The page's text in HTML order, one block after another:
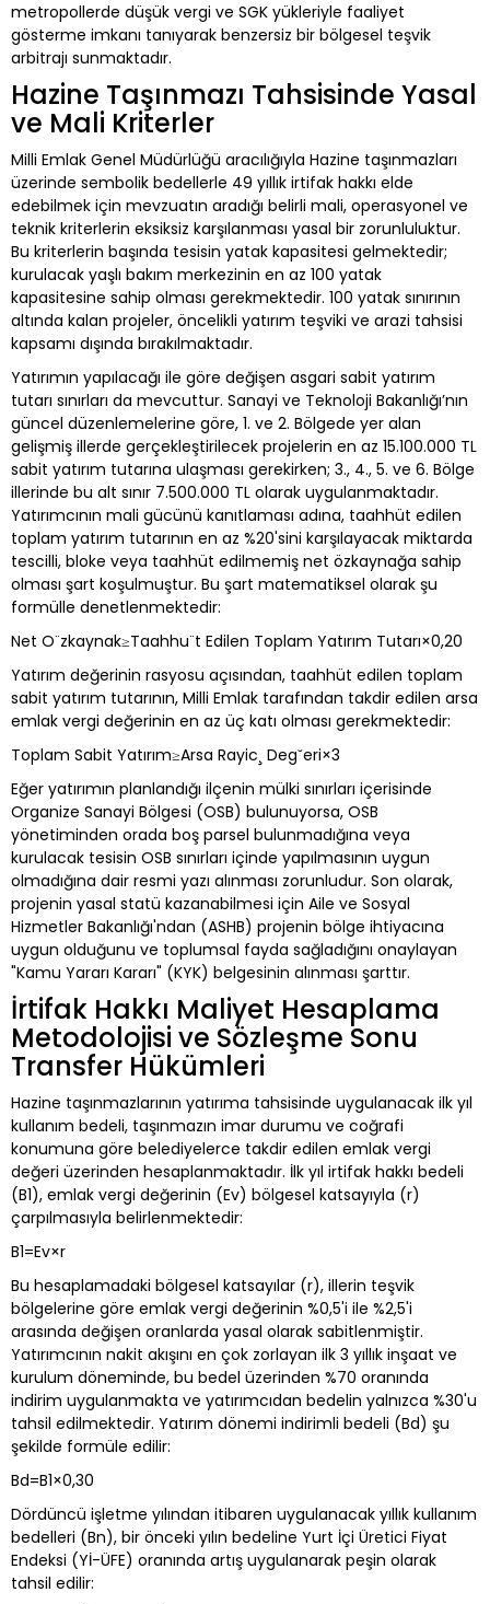
metropollerde düşük vergi ve SGK yükleriyle faaliyet
gösterme imkanı tanıyarak benzersiz bir bölgesel teşvik
arbitrajı sunmaktadır.
Hazine Taşınmazı Tahsisinde Yasal
ve Mali Kriterler
Milli Emlak Genel Müdürlüğü aracılığıyla Hazine taşınmazları
üzerinde sembolik bedellerle 49 yıllık irtifak hakkı elde
edebilmek için mevzuatın aradığı belirli mali, operasyonel ve
teknik kriterlerin eksiksiz karşılanması yasal bir zorunluluktur.
Bu kriterlerin başında tesisin yatak kapasitesi gelmektedir;
kurulacak yaşlı bakım merkezinin en az 100 yatak
kapasitesine sahip olması gerekmektedir. 100 yatak sınırının
altında kalan projeler, öncelikli yatırım teşviki ve arazi tahsisi
kapsamı dışında bırakılmaktadır.
Yatırımın yapılacağı ile göre değişen asgari sabit yatırım
tutarı sınırları da mevcuttur. Sanayi ve Teknoloji Bakanlığı’nın
güncel düzenlemelerine göre, 1. ve 2. Bölgede yer alan
gelişmiş illerde gerçekleştirilecek projelerin en az 15.100.000 TL
sabit yatırım tutarına ulaşması gerekirken; 3., 4., 5. ve 6. Bölge
illerinde bu alt sınır 7.500.000 TL olarak uygulanmaktadır.
Yatırımcının mali gücünü kanıtlaması adına, taahhüt edilen
toplam yatırım tutarının en az %20'sini karşılayacak miktarda
tescilli, bloke veya taahhüt edilmemiş net özkaynağa sahip
olması şart koşulmuştur. Bu şart matematiksel olarak şu
formülle denetlenmektedir:
Net O¨zkaynak≥Taahhu¨t Edilen Toplam Yatırım Tutarı×0,20
Yatırım değerinin rasyosu açısından, taahhüt edilen toplam
sabit yatırım tutarının, Milli Emlak tarafından takdir edilen arsa
emlak vergi değerinin en az üç katı olması gerekmektedir:
Toplam Sabit Yatırım≥Arsa Rayic¸​ Deg˘​eri×3
Eğer yatırımın planlandığı ilçenin mülki sınırları içerisinde
Organize Sanayi Bölgesi (OSB) bulunuyorsa, OSB
yönetiminden orada boş parsel bulunmadığına veya
kurulacak tesisin OSB sınırları içinde yapılmasının uygun
olmadığına dair resmi yazı alınması zorunludur. Son olarak,
projenin yasal statü kazanabilmesi için Aile ve Sosyal
Hizmetler Bakanlığı'ndan (ASHB) projenin bölge ihtiyacına
uygun olduğunu ve toplumsal fayda sağladığını onaylayan
"Kamu Yararı Kararı" (KYK) belgesinin alınması şarttır.
İrtifak Hakkı Maliyet Hesaplama
Metodolojisi ve Sözleşme Sonu
Transfer Hükümleri
Hazine taşınmazlarının yatırıma tahsisinde uygulanacak ilk yıl
kullanım bedeli, taşınmazın imar durumu ve coğrafi
konumuna göre belediyelerce takdir edilen emlak vergi
değeri üzerinden hesaplanmaktadır. İlk yıl irtifak hakkı bedeli
(B1​), emlak vergi değerinin (Ev​) bölgesel katsayıyla (r)
çarpılmasıyla belirlenmektedir:
B1​=Ev​×r
Bu hesaplamadaki bölgesel katsayılar (r), illerin teşvik
bölgelerine göre emlak vergi değerinin %0,5'i ile %2,5'i
arasında değişen oranlarda yasal olarak sabitlenmiştir.
Yatırımcının nakit akışını en çok zorlayan ilk 3 yıllık inşaat ve
kurulum döneminde, bu bedel üzerinden %70 oranında
indirim uygulanmakta ve yatırımcıdan bedelin yalnızca %30'u
tahsil edilmektedir. Yatırım dönemi indirimli bedeli (Bd​) şu
şekilde formüle edilir:
Bd​=B1​×0,30
Dördüncü işletme yılından itibaren uygulanacak yıllık kullanım
bedelleri (Bn​), bir önceki yılın bedeline Yurt İçi Üretici Fiyat
Endeksi (Yİ-ÜFE) oranında artış uygulanarak peşin olarak
tahsil edilir: